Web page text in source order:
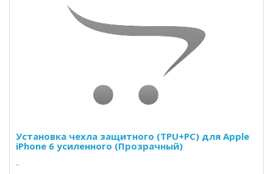
Установка чехла защитного (TPU+PC) для Apple
iPhone 6 усиленного (Прозрачный)
..